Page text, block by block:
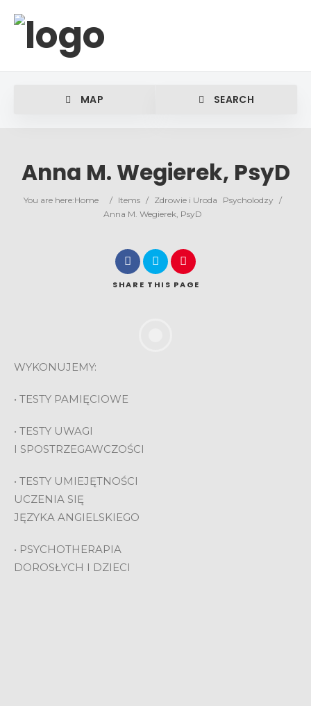
MAP SEARCH
Anna M. Wegierek, PsyD
You are here:Home / Items / Zdrowie i Uroda Psycholodzy /
Anna M. Wegierek, PsyD
SHARE THIS PAGE
WYKONUJEMY:
• TESTY PAMIĘCIOWE
• TESTY UWAGI
I SPOSTRZEGAWCZOŚCI
• TESTY UMIEJĘTNOŚCI
UCZENIA SIĘ
JĘZYKA ANGIELSKIEGO
• PSYCHOTHERAPIA
DOROSŁYCH I DZIECI